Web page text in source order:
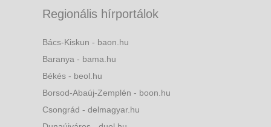
Regionális hírportálok
Bács-Kiskun - baon.hu
Baranya - bama.hu
Békés - beol.hu
Borsod-Abaúj-Zemplén - boon.hu
Csongrád - delmagyar.hu